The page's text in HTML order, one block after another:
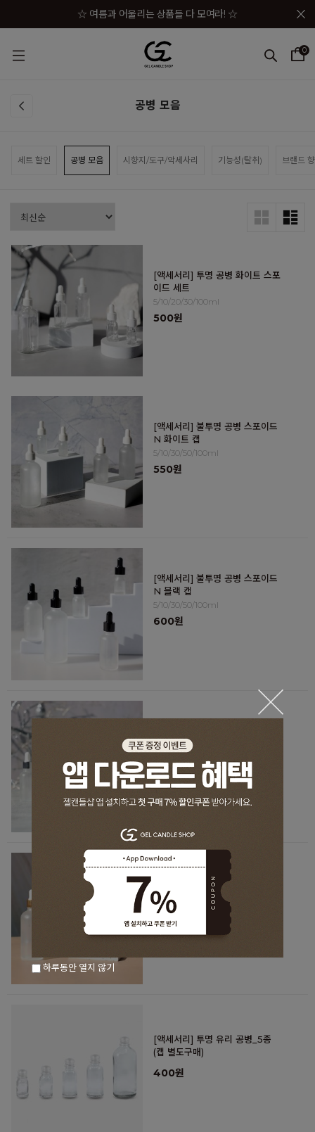
☆ 여름과 어울리는 상품들 다 모여라! ☆
☆★ 젤캔들샵 세일 상품이 한자리에! ☆★
☆★☆ 젤캔들샵 혜택 모음 바로가기 ☆★☆
☆★☆★ 구매금액별 사은품이 펑펑! ☆★☆★
0
공병 모음
세트 할인 공병 모음 시향지/도구/악세사리 기능성(탈취) 브랜드
[액세서리] 투명 공병 화이트 스포
이드 세트
5/10/20/30/100ml
500원
[액세서리] 불투명 공병 스포이드
N 화이트 캡
5/10/30/50/100ml
550원
[액세서리] 불투명 공병 스포이드
N 블랙 캡
5/10/30/50/100ml
600원
N 실버 캡
600원
[액세서리] 불투명 공병 스포이드
N 골드 캡
5/10/30/50/100ml
600원
[액세서리] 투명 유리 공병_5종
(캡 별도구매)
400원
하루동안 열지 않기